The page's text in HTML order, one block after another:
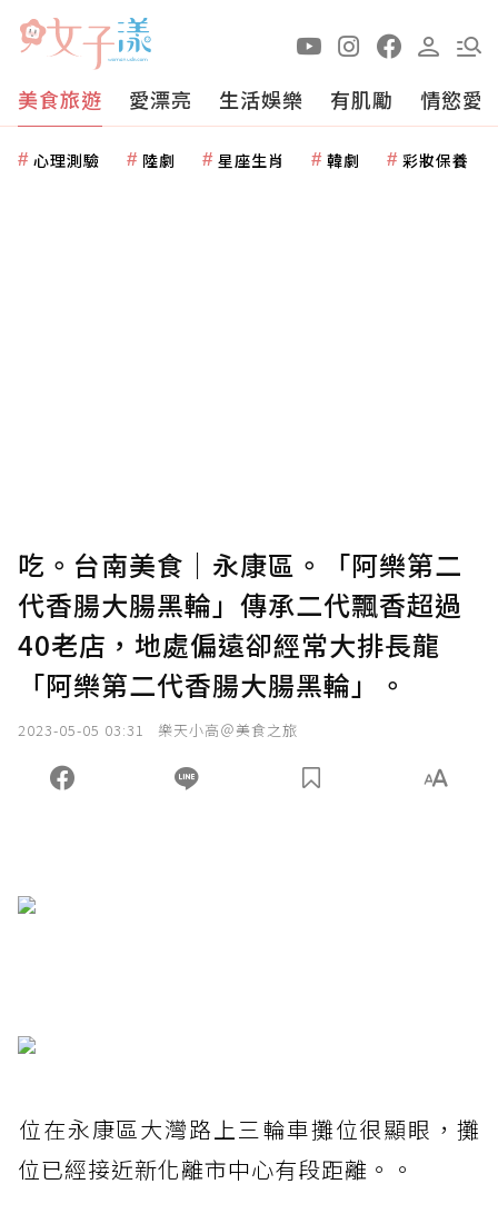
美食旅遊 愛漂亮 生活娛樂 有肌勵 情慾愛
心理測驗 陸劇 星座生肖 韓劇 彩妝保養
吃。台南美食｜永康區。「阿樂第二
代香腸大腸黑輪」傳承二代飄香超過
40老店，地處偏遠卻經常大排長龍
「阿樂第二代香腸大腸黑輪」。
2023-05-05 03:31 樂天小高＠美食之旅
位在永康區大灣路上三輪車攤位很顯眼，攤
位已經接近新化離市中心有段距離。。